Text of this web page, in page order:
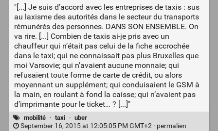
"[...] Je suis d’accord avec les entreprises de taxis : sus
au laxisme des autorités dans le secteur du transports
rémunérés des personnes. DANS SON ENSEMBLE. On
va rire. [...] Combien de taxis ai-je pris avec un
chauffeur qui n’était pas celui de la fiche accrochée
dans le taxi; qui ne connaissait pas plus Bruxelles que
moi Varsovie; qui n’avaient aucune monnaie; qui
refusaient toute forme de carte de crédit, ou alors
moyennant un supplément; qui conduisaient le GSM à
la main, en roulant à fond la caisse; qui n’avaient pas
d’imprimante pour le ticket… ? [...]"
mobilité · taxi · uber
September 16, 2015 at 12:05:05 PM GMT+2 · permalien